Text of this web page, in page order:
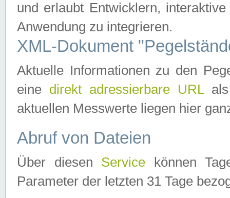
und erlaubt Entwicklern,
Anwendung zu integrieren.
XML-Dokument
Aktuelle Informationen zu den
eine direkt adressierbare URLals
aktuellen Messwerte liegen hier
Abruf von Dateien
Über diesen Service können
Parameter der letzten 31 Tage